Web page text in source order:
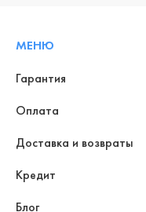
МЕНЮ
Гарантия
Оплата
Доставка и возвраты
Кредит
Блог